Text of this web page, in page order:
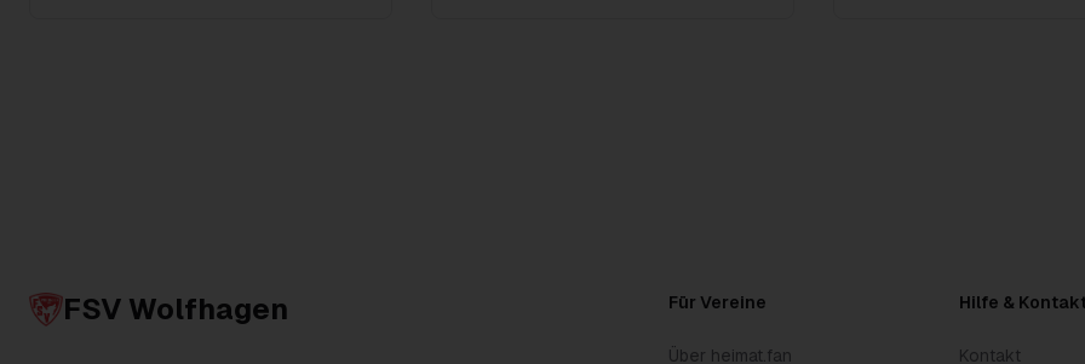
FSV Wolfhagen Für Vereine
Über heimat.fan
Hilfe &
Kontakt